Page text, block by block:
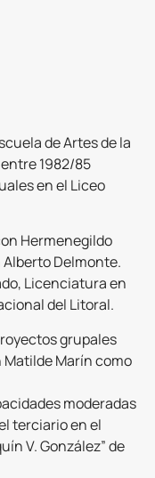
de Artes de la
1982/85
en el Liceo
Hermenegildo
Delmonte.
Licenciatura en
del Litoral.
grupales
Matilde Marín como
moderadas
terciario en el
V. González” de